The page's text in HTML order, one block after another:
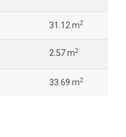
31.12 m2
2.57 m2
33.69 m2